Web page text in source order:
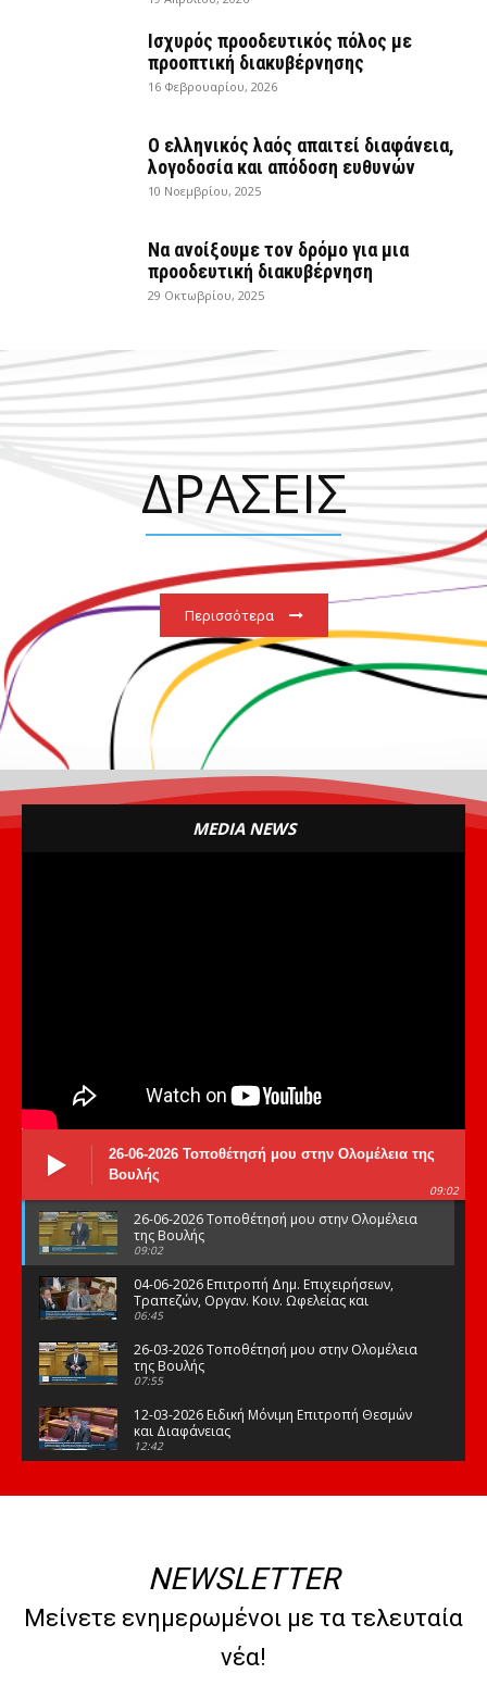
Ισχυρός προοδευτικός πόλος με
προοπτική διακυβέρνησης
16 Φεβρουαρίου, 2026
Ο ελληνικός λαός απαιτεί διαφάνεια,
λογοδοσία και απόδοση ευθυνών
10 Νοεμβρίου, 2025
Να ανοίξουμε τον δρόμο για μια
προοδευτική διακυβέρνηση
29 Οκτωβρίου, 2025
ΔΡΑΣΕΙΣ
Περισσότερα
MEDIA NEWS
26-06-2026 Τοποθέτησή μου στην Ολομέλεια της
Βουλής
09:02
26-06-2026 Τοποθέτησή μου στην Ολομέλεια
της Βουλής
09:02
04-06-2026 Επιτροπή Δημ. Επιχειρήσεων,
Τραπεζών, Οργαν. Κοιν. Ωφελείας και
Φορέων Κοινων. Ασφάλισης
06:45
26-03-2026 Τοποθέτησή μου στην Ολομέλεια
της Βουλής
07:55
12-03-2026 Ειδική Μόνιμη Επιτροπή Θεσμών
και Διαφάνειας
12:42
της Βουλής
08:47
10-02-2026 Διαρκής Επιτροπή Μορφωτικών
Υποθέσεων
NEWSLETTER
Μείνετε ενημερωμένοι με τα τελευταία
νέα!